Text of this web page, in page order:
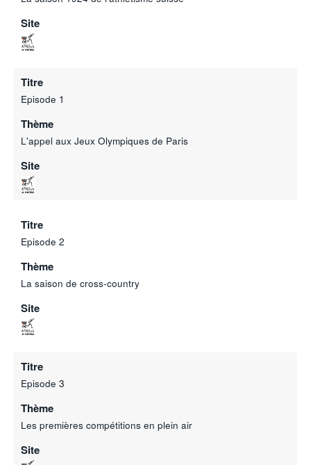
Site
Titre
Episode 1
Thème
L'appel aux Jeux Olympiques de Paris
Site
Titre
Episode 2
Thème
La saison de cross-country
Site
Titre
Episode 3
Thème
Les premières compétitions en plein air
Site